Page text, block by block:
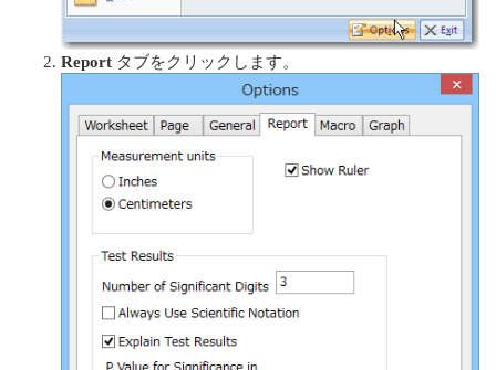
Report タブをクリックします。